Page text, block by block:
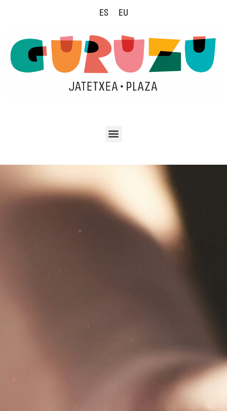
ES EU